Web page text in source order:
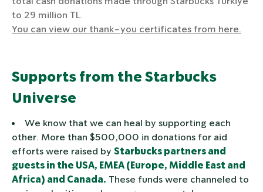
to 29 million TL.
You can view our thank-you certificates from here.
Supports from the Starbucks
Universe
We know that we can heal by supporting each
other. More than $500,000 in donations for aid
efforts were raised by Starbucks partners and
guests in the USA, EMEA (Europe, Middle East and
Africa) and Canada. These funds were channeled to